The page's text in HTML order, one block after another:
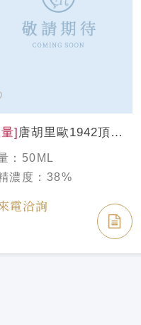
]唐胡里歐1942頂級
蘭Minis瓶50ml Don
1942 Tequila50ml
： 50ML
濃度： 38%
電洽詢